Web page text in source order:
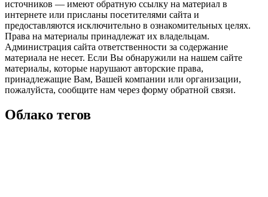
источников — имеют обратную ссылку на материал в
интернете или присланы посетителями сайта и
предоставляются исключительно в ознакомительных целях.
Права на материалы принадлежат их владельцам.
Администрация сайта ответственности за содержание
материала не несет. Если Вы обнаружили на нашем сайте
материалы, которые нарушают авторские права,
принадлежащие Вам, Вашей компании или организации,
пожалуйста, сообщите нам через форму обратной связи.
Облако тегов